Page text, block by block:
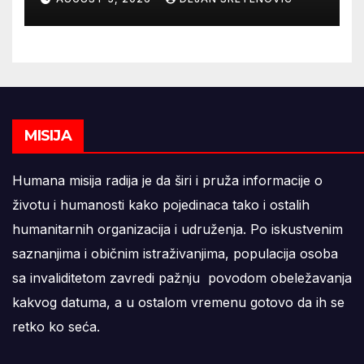
MISIJA
Humana misija radija je da širi i pruža informacije o
životu i humanosti kako pojedinaca tako i ostalih
humanitarnih organizacija i udruženja. Po iskustvenim
saznanjima i običnim istraživanjima, populacija osoba
sa invaliditetom zavredi pažnju povodom obeležavanja
kakvog datuma, a u ostalom vremenu gotovo da ih se
retko ko seća.